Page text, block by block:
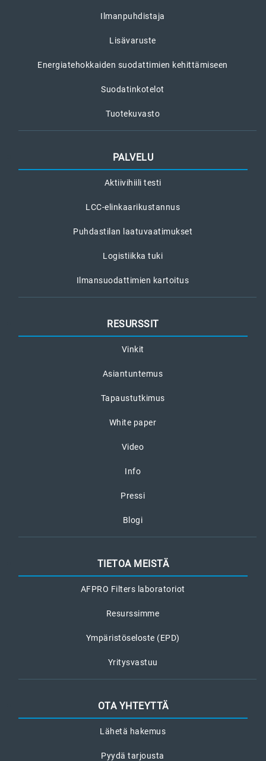
Ilmanpuhdistaja
Lisävaruste
Energiatehokkaiden suodattimien kehittämiseen
Suodatinkotelot
Tuotekuvasto
PALVELU
Aktiivihiili testi
LCC-elinkaarikustannus
Puhdastilan laatuvaatimukset
Logistiikka tuki
Ilmansuodattimien kartoitus
RESURSSIT
Vinkit
Asiantuntemus
Tapaustutkimus
White paper
Video
Info
Pressi
Blogi
TIETOA MEISTÄ
AFPRO Filters laboratoriot
Resurssimme
Ympäristöseloste (EPD)
Yritysvastuu
OTA YHTEYTTÄ
Lähetä hakemus
Pyydä tarjousta